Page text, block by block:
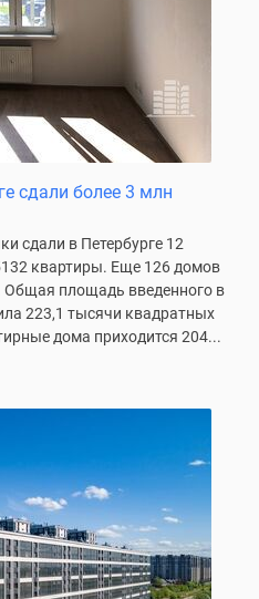
сдали более 3 млн
сдали в Петербурге 12
квартиры. Еще 126 домов
площадь введенного в
223,1 тысячи квадратных
дома приходится 204...